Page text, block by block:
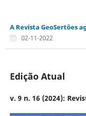
A Revista GeoSertões
02-11-2022
Edição Atual
v. 9 n. 16 (2024):